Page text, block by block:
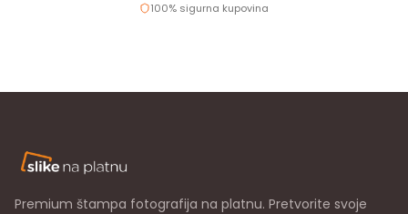
100% sigurna kupovina
Premium štampa fotografija na platnu. Pretvorite svoje